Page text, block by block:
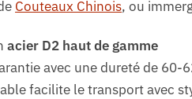
Couteaux Chinois, ou
acier D2 haut de gamme
avec une dureté de 60-
facilite le transport avec